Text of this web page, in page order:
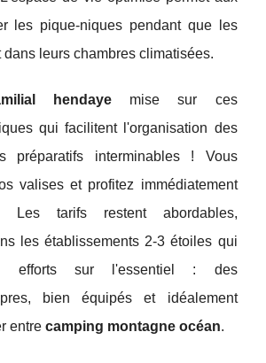
les pique-niques pendant que les
leurs chambres climatisées.
hendayemise sur ces
qui facilitent l'organisation des
préparatifs interminables ! Vous
valises et profitez immédiatement
Les tarifs restent abordables,
les établissements 2-3 étoiles qui
efforts sur l'essentiel : des
bien équipés et idéalement
entre camping montagne océan.